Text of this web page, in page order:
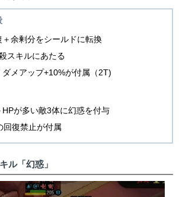
余剰分をシールドに転換
スキルにあたる
メアップ+10%が付属（2T)
が多い敵3体に幻惑を付与
回復禁止が付属
ル「幻惑」